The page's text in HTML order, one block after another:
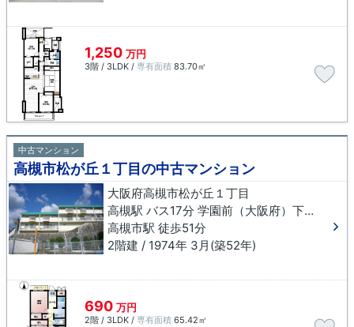
1,250 万円
3階 / 3LDK / 専有面積 83.70㎡
中古マンション
高槻市松が丘１丁目の中古マンション
大阪府高槻市松が丘１丁目
高槻駅 バス17分 学園前（大阪府）下車 徒歩6分
高槻市駅 徒歩51分
2階建 / 1974年 3月(築52年)
690 万円
2階 / 3LDK / 専有面積 65.42㎡